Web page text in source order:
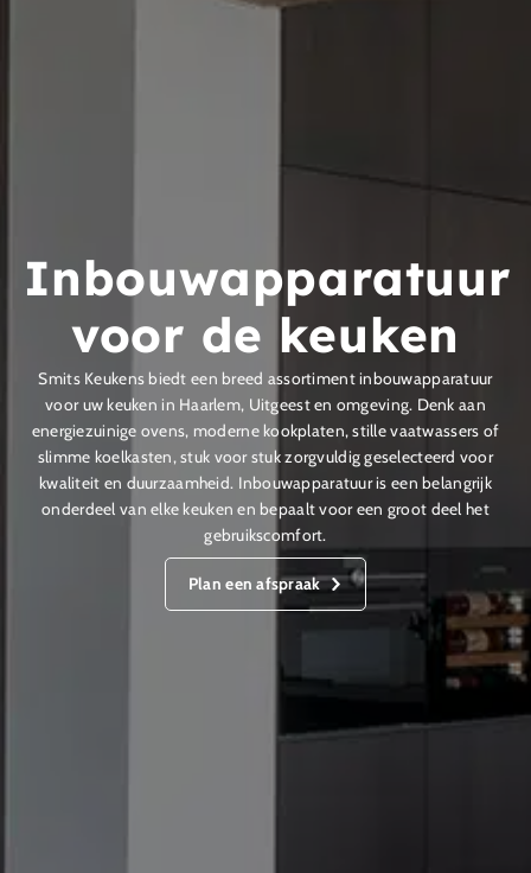
Inbouwapparatuur
voor de keuken
Smits Keukens biedt een breed assortiment inbouwapparatuur
voor uw keuken in Haarlem, Uitgeest en omgeving. Denk aan
energiezuinige ovens, moderne kookplaten, stille vaatwassers of
slimme koelkasten, stuk voor stuk zorgvuldig geselecteerd voor
kwaliteit en duurzaamheid. Inbouwapparatuur is een belangrijk
onderdeel van elke keuken en bepaalt voor een groot deel het
gebruikscomfort.
Plan een afspraak